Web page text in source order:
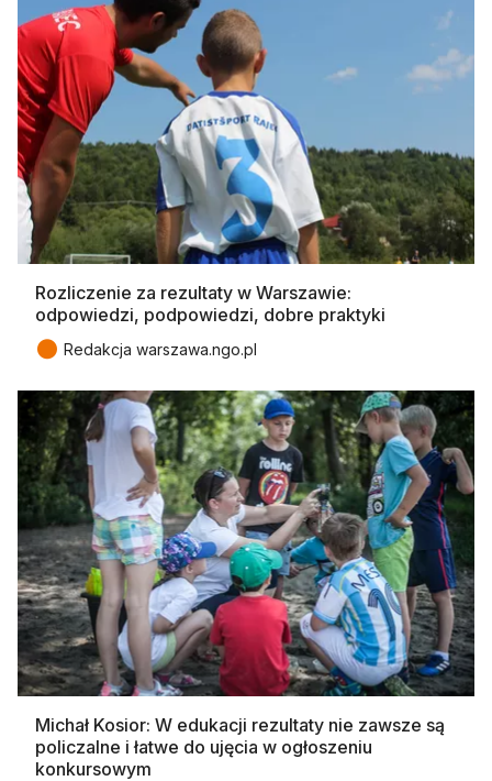
Rozliczenie za rezultaty w Warszawie:
odpowiedzi, podpowiedzi, dobre praktyki
● Redakcja warszawa.ngo.pl
Michał Kosior: W edukacji rezultaty nie zawsze są
policzalne i łatwe do ujęcia w ogłoszeniu
konkursowym